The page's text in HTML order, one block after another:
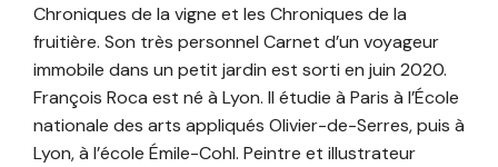
Chroniques de la vigne et les Chroniques de la
fruitière. Son très personnel Carnet d’un voyageur
immobile dans un petit jardin est sorti en juin 2020.
François Roca est né à Lyon. Il étudie à Paris à l’École
nationale des arts appliqués Olivier-de-Serres, puis à
Lyon, à l’école Émile-Cohl. Peintre et illustrateur